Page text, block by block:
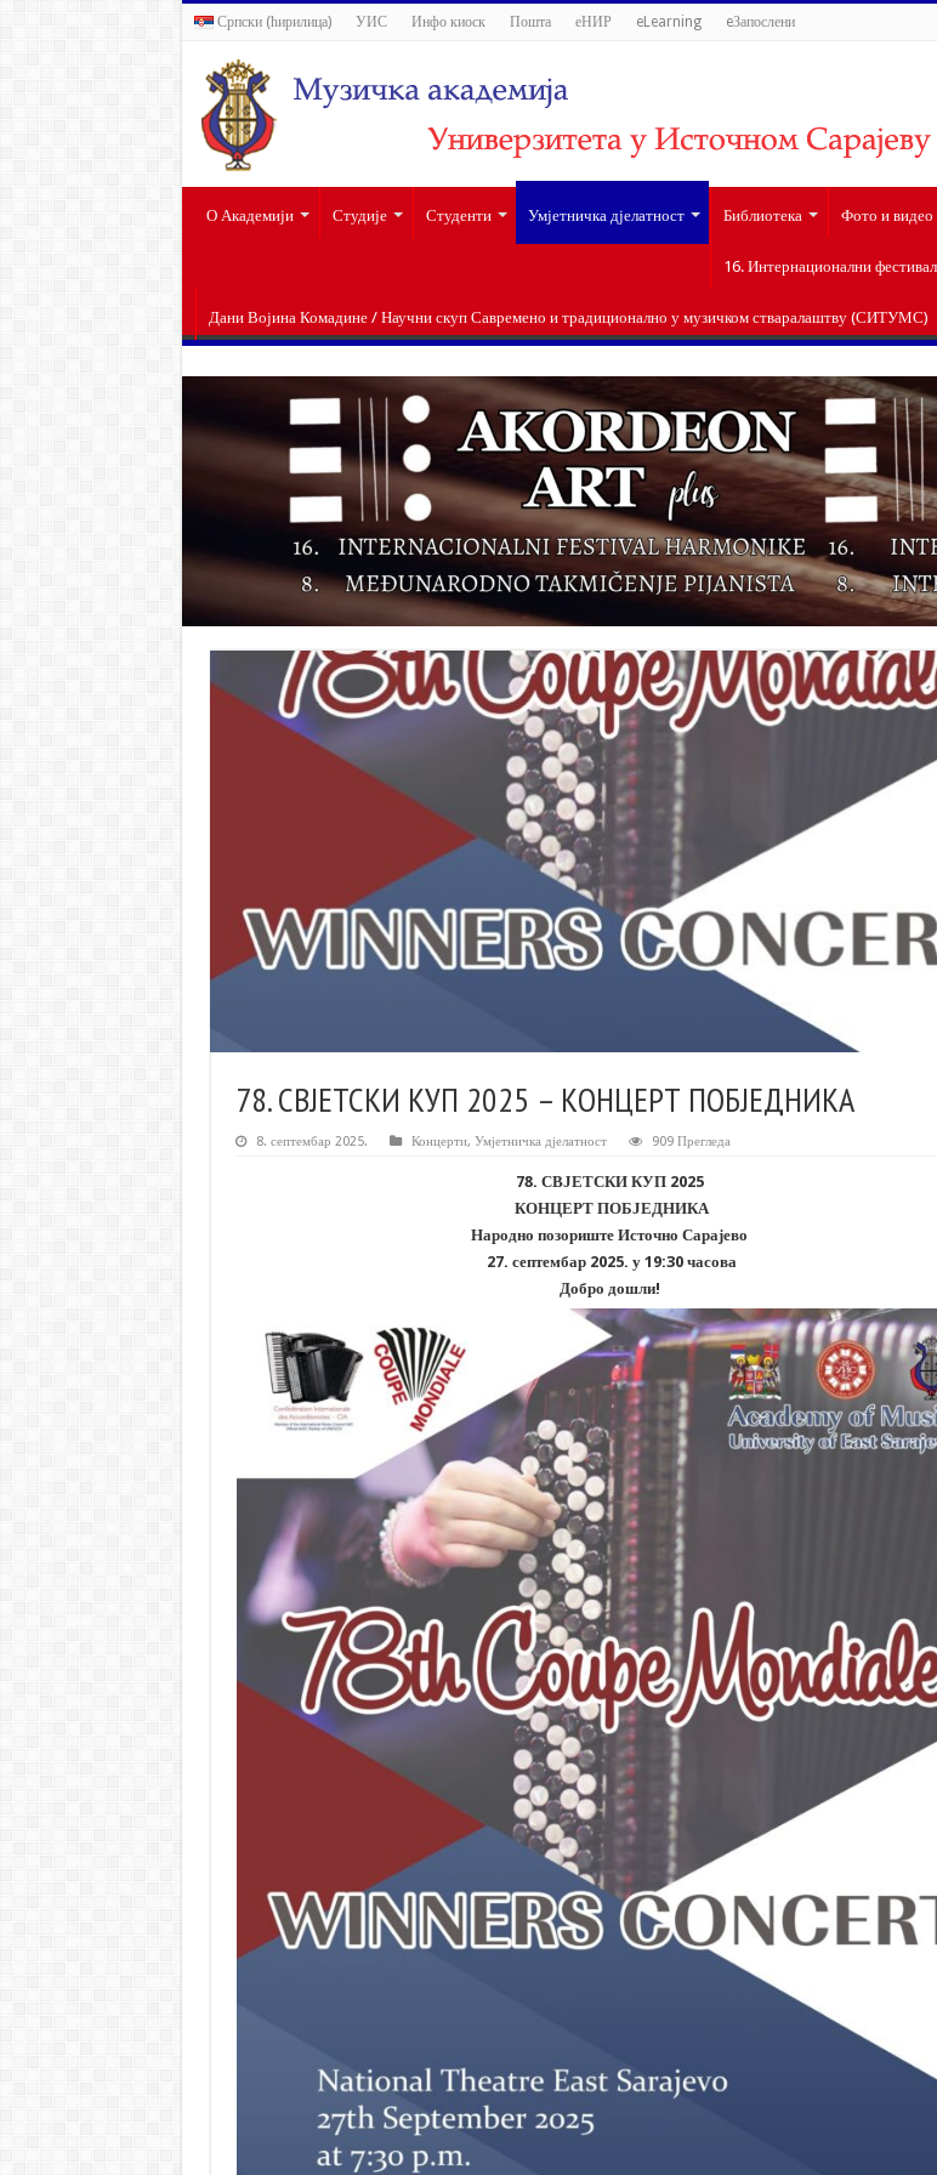
Српски (ћирилица) УИС Инфо киоск Пошта еНИР eLearning eЗапослени
О Академији Студије Студенти Умјетничка дјелатност Библиотека Фото и видео
16. Интернационални
Дани Војина Комадине / Научни скуп Савремено и традиционално у музичком стваралаштву (СИТУМС)
78. СВЈЕТСКИ КУП 2025 – КОНЦЕРТ ПОБЈЕДНИКА
8. септембар 2025. Концерти, Умјетничка дјелатност 909 Прегледа
78. СВЈЕТСКИ КУП 2025
КОНЦЕРТ ПОБЈЕДНИКА
Народно позориште Источно Сарајево
27. септембар 2025. у 19:30 часова
Добро дошли!